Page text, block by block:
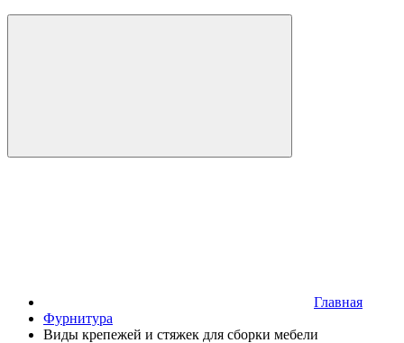
Главная
Фурнитура
Виды крепежей и стяжек для сборки мебели